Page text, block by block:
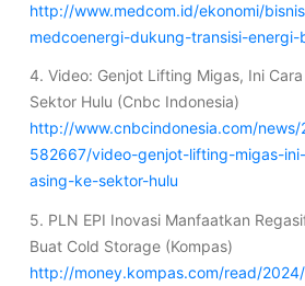
http://www.medcom.id/ekonomi/
medcoenergi-dukung-transisi-
4. Video: Genjot Lifting Migas, Ini
Sektor Hulu (Cnbc Indonesia)
http://www.cnbcindonesia.com/
582667/video-genjot-lifting-migas-
asing-ke-sektor-hulu
5. PLN EPI Inovasi Manfaatkan
Buat Cold Storage (Kompas)
http://money.kompas.com/read/